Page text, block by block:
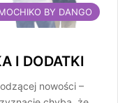
BY DANGO
I DODATKI
nowości –